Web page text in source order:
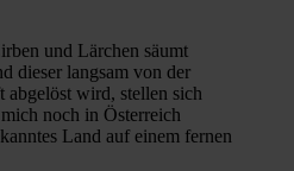
und Lärchen säumt
dieser langsam von der
abgelöst wird, stellen sich
noch in Österreich
Land auf einem fernen